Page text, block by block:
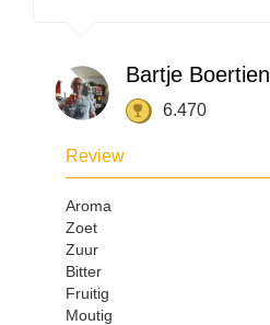
Bartje Boertien
6.470
Review
Aroma
Zoet
Zuur
Bitter
Fruitig
Moutig